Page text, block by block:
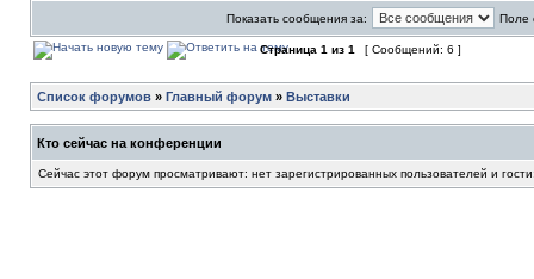
Показать сообщения за: Поле
Страница 1 из 1 [ Сообщений: 6 ]
Список форумов » Главный форум » Выставки
Кто сейчас на конференции
Сейчас этот форум просматривают: нет зарегистрированных пользователей и